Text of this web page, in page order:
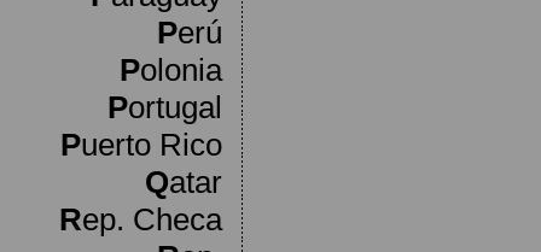
Perú
Polonia
Portugal
Puerto Rico
Qatar
Rep. Checa